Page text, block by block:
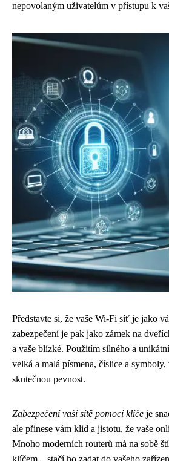
nepovolaným uživatelům v přístupu k
Představte si, že vaše Wi-Fi síť je jako
zabezpečení je pak jako zámek na
a vaše blízké. Použitím silného a
velká a malá písmena, číslice a
skutečnou pevnost.
Zabezpečení vaší sítě pomocí klíče je
ale přinese vám klid a jistotu, že vaše
Mnoho moderních routerů má na sobě
klíčem – stačí ho zadat do vašeho